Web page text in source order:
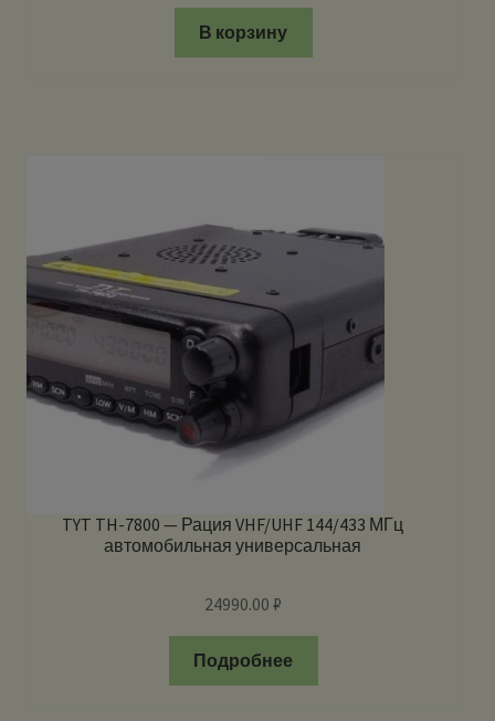
В корзину
TYT TH-7800 — Рация VHF/UHF 144/433 МГц
автомобильная универсальная
24990.00₽
Подробнее